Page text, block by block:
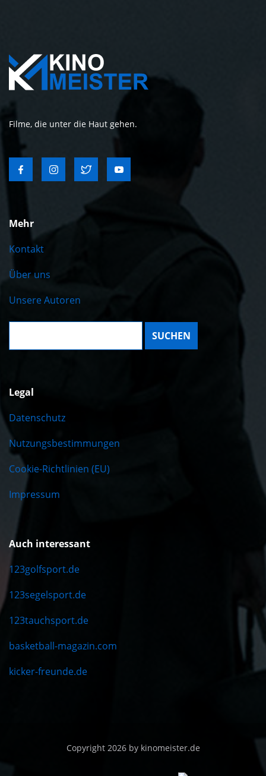
Filme, die unter die Haut gehen.
Mehr
Kontakt
Über uns
Unsere Autoren
Suche:
Legal
Datenschutz
Nutzungsbestimmungen
Cookie-Richtlinien (EU)
Impressum
Auch interessant
123golfsport.de
123segelsport.de
123tauchsport.de
basketball-magazin.com
kicker-freunde.de
Copyright 2026 by kinomeister.de